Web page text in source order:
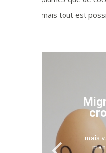
mais tout est
mais